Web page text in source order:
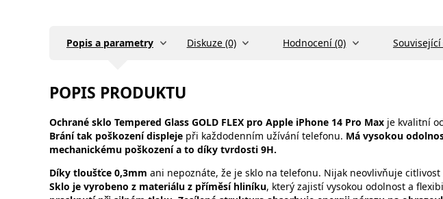
Popis a parametry Diskuze (0) Hodnocení (0)
POPIS PRODUKTU
Ochrané sklo Tempered Glass GOLD FLEX pro Apple iPhone 14 Pro Max je kvalitní
Brání tak poškození displeje při každodenním užívání telefonu. Má vysokou
mechanickému poškození a to díky tvrdosti 9H.
Díky tloušťce 0,3mm ani nepoznáte, že je sklo na telefonu. Nijak neovlivňuje
Sklo je vyrobeno z materiálu z příměsí hliníku, který zajistí vysokou odolnost a